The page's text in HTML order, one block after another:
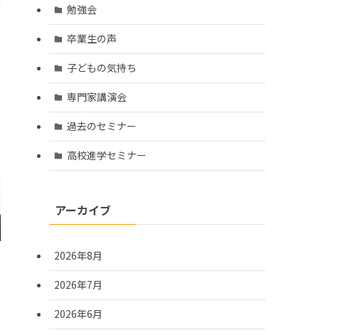
勉強会
卒業生の声
子どもの気持ち
専門家講演会
過去のセミナー
高校進学セミナー
アーカイブ
2026年8月
2026年7月
2026年6月